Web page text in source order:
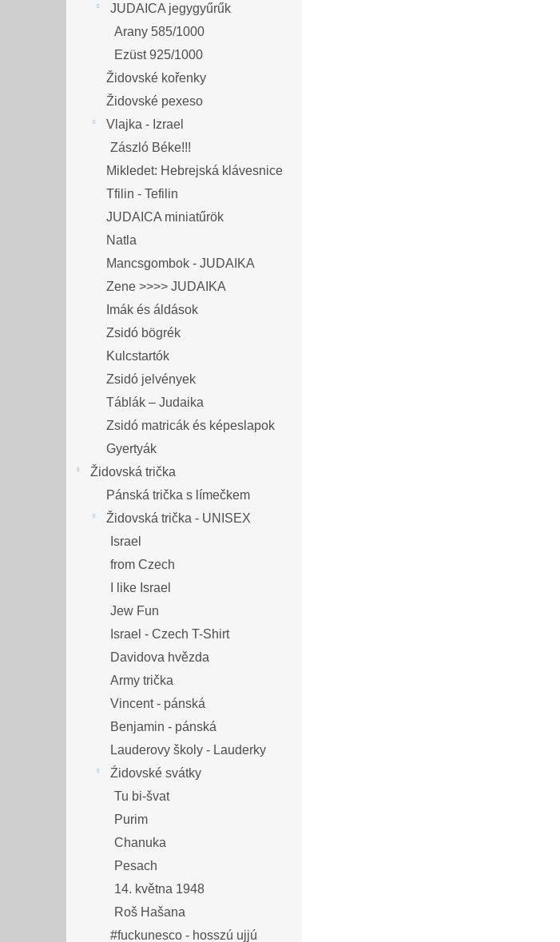
JUDAICA jegygyűrűk
Arany 585/1000
Ezüst 925/1000
Židovské kořenky
Židovské pexeso
Vlajka - Izrael
Zászló Béke!!!
Mikledet: Hebrejská klávesnice
Tfilin - Tefilin
JUDAICA miniatűrök
Natla
Mancsgombok - JUDAIKA
Zene >>>> JUDAIKA
Imák és áldások
Zsidó bögrék
Kulcstartók
Zsidó jelvények
Táblák – Judaika
Zsidó matricák és képeslapok
Gyertyák
Židovská trička
Pánská trička s límečkem
Židovská trička - UNISEX
Israel
from Czech
I like Israel
Jew Fun
Israel - Czech T-Shirt
Davidova hvězda
Army trička
Vincent - pánská
Benjamin - pánská
Lauderovy školy - Lauderky
Źidovské svátky
Tu bi-švat
Purim
Chanuka
Pesach
14. května 1948
Roš Hašana
#fuckunesco - hosszú ujjú